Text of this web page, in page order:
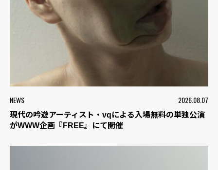
NEWS 2026.08.07
現代の吟遊アーティスト・vqによる入場無料の単独公演
がWWW企画『FREE』にて開催